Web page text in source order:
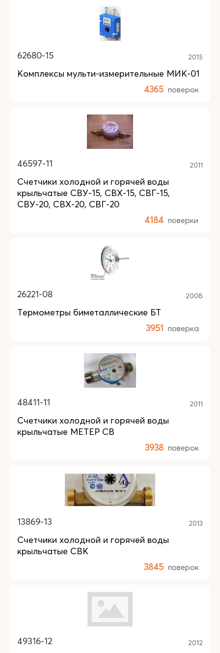
62680-15 2015
Комплексы мульти-измерительные МИК-01
4365 поверок
46597-11 2011
Счетчики холодной и горячей воды
крыльчатые СВУ-15, СВХ-15, СВГ-15,
СВУ-20, СВХ-20, СВГ-20
4184 поверки
26221-08 2008
Термометры биметаллические БТ
3951 поверка
48411-11 2011
Счетчики холодной и горячей воды
крыльчатые МЕТЕР СВ
3938 поверок
13869-13 2013
Счетчики холодной и горячей воды
крыльчатые СВК
3845 поверок
49316-12 2012